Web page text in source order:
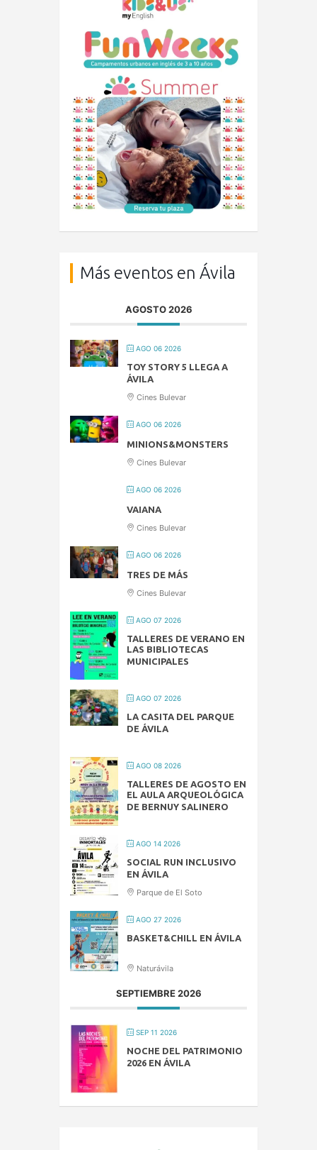
Más eventos en Ávila
AGOSTO 2026
AGO 06 2026
TOY STORY 5 LLEGA A
ÁVILA
Cines Bulevar
AGO 06 2026
MINIONS&MONSTERS
Cines Bulevar
AGO 06 2026
VAIANA
Cines Bulevar
AGO 06 2026
TRES DE MÁS
Cines Bulevar
AGO 07 2026
TALLERES DE VERANO EN
LAS BIBLIOTECAS
MUNICIPALES
AGO 07 2026
LA CASITA DEL PARQUE
DE ÁVILA
AGO 08 2026
TALLERES DE AGOSTO EN
EL AULA ARQUEOLÓGICA
DE BERNUY SALINERO
AGO 14 2026
SOCIAL RUN INCLUSIVO
EN ÁVILA
Parque de El Soto
AGO 27 2026
BASKET&CHILL EN ÁVILA
Naturávila
SEPTIEMBRE 2026
SEP 11 2026
NOCHE DEL PATRIMONIO
2026 EN ÁVILA